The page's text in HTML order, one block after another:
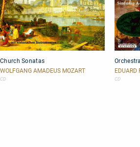
Sonatas
Church Sonatas
WOLFGANG AMADEUS MOZART
CD
Works
IEDUARD
CD